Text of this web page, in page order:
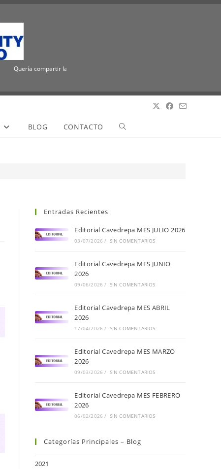
Quería compartir la emocionante noticia de que ICUEE tiene un nuevo
BLOG CONTACTO
Entradas Recientes
Editorial Cavedrepa MES JULIO 2026
03/07/2026 / SIN COMENTARIOS
Editorial Cavedrepa MES JUNIO
2026
09/06/2026 / SIN COMENTARIOS
Editorial Cavedrepa MES ABRIL
2026
17/04/2026 / SIN COMENTARIOS
Editorial Cavedrepa MES MARZO
2026
09/03/2026 / SIN COMENTARIOS
Editorial Cavedrepa MES FEBRERO
2026
06/02/2026 / SIN COMENTARIOS
Categorías Principales – Blog
2021